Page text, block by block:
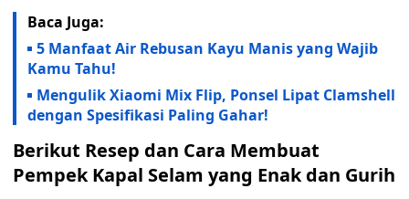
Baca Juga:
5 Manfaat Air Rebusan Kayu Manis yang Wajib
Kamu Tahu!
Mengulik Xiaomi Mix Flip, Ponsel Lipat Clamshell
dengan Spesifikasi Paling Gahar!
Berikut Resep dan Cara Membuat
Pempek Kapal Selam yang Enak dan Gurih